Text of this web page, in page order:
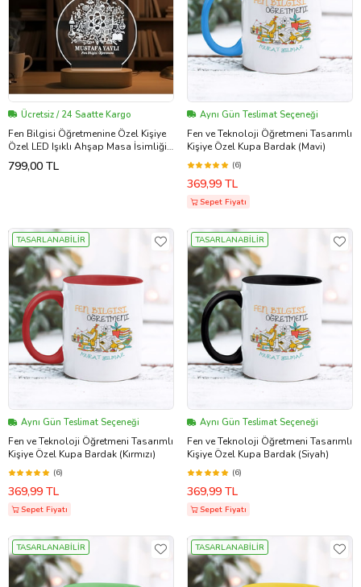
Ücretsiz / 24 Saatte Kargo
Fen Bilgisi Öğretmenine Özel Kişiye
Özel LED Işıklı Ahşap Masa İsimliği
(Şeffaf)
799,00 TL
Aynı Gün Teslimat Seçeneği
Fen ve Teknoloji Öğretmeni Tasarımlı
Kişiye Özel Kupa Bardak (Mavi)
(6)
369,99 TL
Sepet Fiyatı
TASARLANABİLİR
Aynı Gün Teslimat Seçeneği
Fen ve Teknoloji Öğretmeni Tasarımlı
Kişiye Özel Kupa Bardak (Kırmızı)
(6)
369,99 TL
Sepet Fiyatı
TASARLANABİLİR
Aynı Gün Teslimat Seçeneği
Fen ve Teknoloji Öğretmeni Tasarımlı
Kişiye Özel Kupa Bardak (Siyah)
(6)
369,99 TL
Sepet Fiyatı
TASARLANABİLİR TASARLANABİLİR